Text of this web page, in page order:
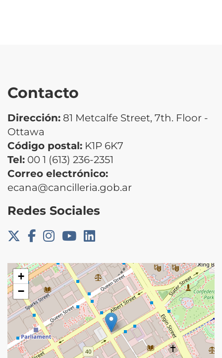
Contacto
Dirección: 81 Metcalfe Street, 7th. Floor -
Ottawa
Código postal: K1P 6K7
Tel: 00 1 (613) 236-2351
Correo electrónico:
ecana@cancilleria.gob.ar
Redes Sociales
+
−